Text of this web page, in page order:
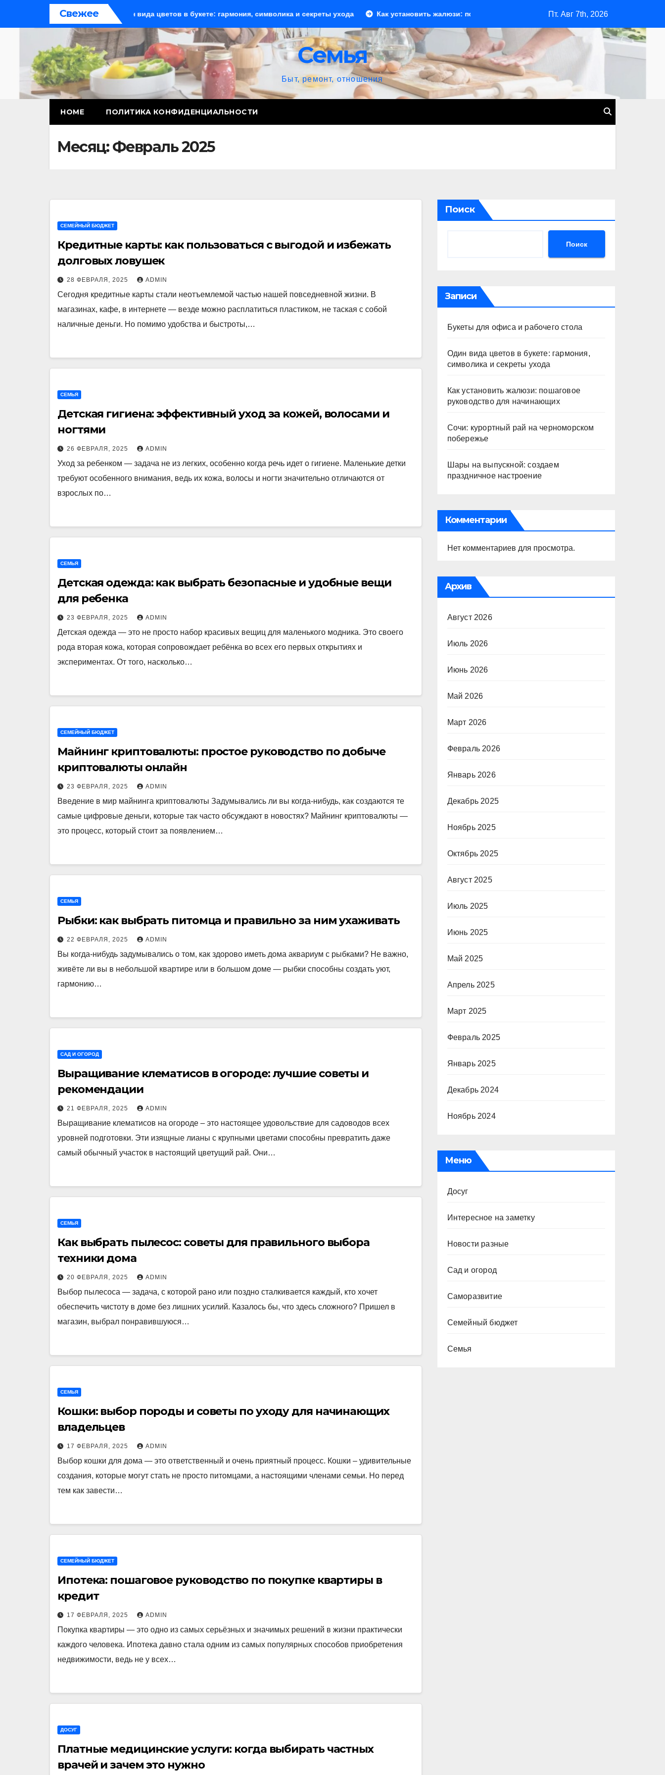
СвежееОдин вида цветов в букете: гармония, символика и секреты ухода Как установить жалюзи: пошаговое руководство для начинающих Сочи: курортный
Пт. Авг 7th, 2026
Семья
Быт, ремонт, отношения
HOME ПОЛИТИКА КОНФИДЕНЦИАЛЬНОСТИ
Месяц:Февраль 2025
СЕМЕЙНЫЙ БЮДЖЕТ
Кредитные карты: как пользоваться с выгодой и избежать
долговых ловушек
28 ФЕВРАЛЯ, 2025 ADMIN
Сегодня кредитные карты стали неотъемлемой частью нашей повседневной жизни. В
магазинах, кафе, в интернете — везде можно расплатиться пластиком, не таская с собой
наличные деньги. Но помимо удобства и быстроты,…
СЕМЬЯ
Детская гигиена: эффективный уход за кожей, волосами и
ногтями
26 ФЕВРАЛЯ, 2025 ADMIN
Уход за ребенком — задача не из легких, особенно когда речь идет о гигиене. Маленькие детки
требуют особенного внимания, ведь их кожа, волосы и ногти значительно отличаются от
взрослых по…
СЕМЬЯ
Детская одежда: как выбрать безопасные и удобные вещи
для ребенка
23 ФЕВРАЛЯ, 2025 ADMIN
Детская одежда — это не просто набор красивых вещиц для маленького модника. Это своего
рода вторая кожа, которая сопровождает ребёнка во всех его первых открытиях и
экспериментах. От того, насколько…
СЕМЕЙНЫЙ БЮДЖЕТ
Майнинг криптовалюты: простое руководство по добыче
криптовалюты онлайн
23 ФЕВРАЛЯ, 2025 ADMIN
Введение в мир майнинга криптовалюты Задумывались ли вы когда-нибудь, как создаются те
самые цифровые деньги, которые так часто обсуждают в новостях? Майнинг криптовалюты —
это процесс, который стоит за появлением…
СЕМЬЯ
Рыбки: как выбрать питомца и правильно за ним ухаживать
22 ФЕВРАЛЯ, 2025 ADMIN
Вы когда-нибудь задумывались о том, как здорово иметь дома аквариум с рыбками? Не важно,
живёте ли вы в небольшой квартире или в большом доме — рыбки способны создать уют,
гармонию…
САД И ОГОРОД
Выращивание клематисов в огороде: лучшие советы и
рекомендации
21 ФЕВРАЛЯ, 2025 ADMIN
Выращивание клематисов на огороде – это настоящее удовольствие для садоводов всех
уровней подготовки. Эти изящные лианы с крупными цветами способны превратить даже
самый обычный участок в настоящий цветущий рай. Они…
СЕМЬЯ
Как выбрать пылесос: советы для правильного выбора
техники дома
20 ФЕВРАЛЯ, 2025 ADMIN
Выбор пылесоса — задача, с которой рано или поздно сталкивается каждый, кто хочет
обеспечить чистоту в доме без лишних усилий. Казалось бы, что здесь сложного? Пришел в
магазин, выбрал понравившуюся…
СЕМЬЯ
Кошки: выбор породы и советы по уходу для начинающих
владельцев
17 ФЕВРАЛЯ, 2025 ADMIN
Выбор кошки для дома — это ответственный и очень приятный процесс. Кошки – удивительные
создания, которые могут стать не просто питомцами, а настоящими членами семьи. Но перед
тем как завести…
СЕМЕЙНЫЙ БЮДЖЕТ
Ипотека: пошаговое руководство по покупке квартиры в
кредит
17 ФЕВРАЛЯ, 2025 ADMIN
Покупка квартиры — это одно из самых серьёзных и значимых решений в жизни практически
каждого человека. Ипотека давно стала одним из самых популярных способов приобретения
недвижимости, ведь не у всех…
ДОСУГ
Платные медицинские услуги: когда выбирать частных
врачей и зачем это нужно
Поиск
Поиск
Записи
Букеты для офиса и рабочего стола
Один вида цветов в букете: гармония,
символика и секреты ухода
Как установить жалюзи: пошаговое
руководство для начинающих
Сочи: курортный рай на черноморском
побережье
Шары на выпускной: создаем
праздничное настроение
Комментарии
Нет комментариев для просмотра.
Архив
Август 2026
Июль 2026
Июнь 2026
Май 2026
Март 2026
Февраль 2026
Январь 2026
Декабрь 2025
Ноябрь 2025
Октябрь 2025
Август 2025
Июль 2025
Июнь 2025
Май 2025
Апрель 2025
Март 2025
Февраль 2025
Январь 2025
Декабрь 2024
Ноябрь 2024
Меню
Досуг
Интересное на заметку
Новости разные
Сад и огород
Саморазвитие
Семейный бюджет
Семья